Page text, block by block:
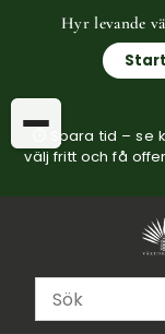
Hyr levande
⏱ Spara tid – se
välj fritt och få